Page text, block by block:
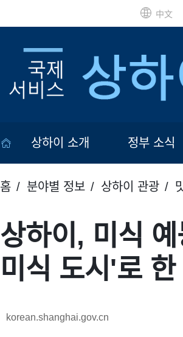
中文
상하이 소개 정부 소식
홈 분야별 정보 상하이 관광
상하이, 미식
미식 도시'로
korean.shanghai.gov.cn